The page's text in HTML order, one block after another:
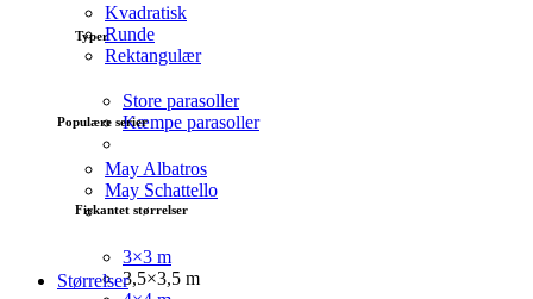
Typer
Store parasoller
Kæmpe parasoller
Firkantet størrelser
3×3 m
3,5×3,5 m
Kvadratisk
Runde
Rektangulær
Populære serier
May Albatros
May Schattello
Størrelser